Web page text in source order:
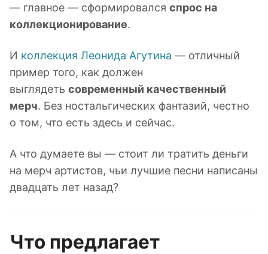
— главное — сформировался спрос на
коллекционирование.
И коллекция Леонида Агутина — отличный
пример того, как должен
выглядеть современный качественный
мерч. Без ностальгических фантазий, честно
о том, что есть здесь и сейчас.
А что думаете вы — стоит ли тратить деньги
на мерч артистов, чьи лучшие песни написаны
двадцать лет назад?
Что предлагает